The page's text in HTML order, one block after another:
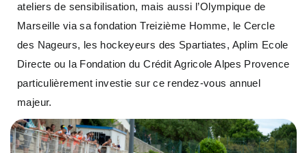
ateliers de sensibilisation, mais aussi l’Olympique de
Marseille via sa fondation Treizième Homme, le Cercle
des Nageurs, les hockeyeurs des Spartiates, Aplim Ecole
Directe ou la Fondation du Crédit Agricole Alpes Provence
particulièrement investie sur ce rendez-vous annuel
majeur.